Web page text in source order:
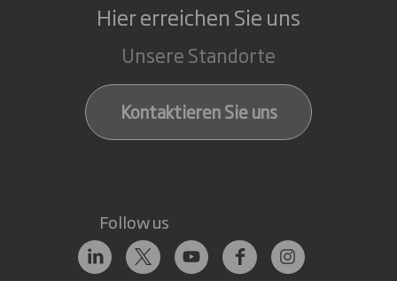
Hier erreichen Sie uns
Unsere Standorte
Kontaktieren Sie uns
Follow us